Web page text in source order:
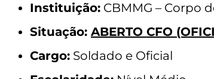
Instituição: CBMMG – Corpo
Situação: ABERTO CFO
Cargo: Soldado e Oficial